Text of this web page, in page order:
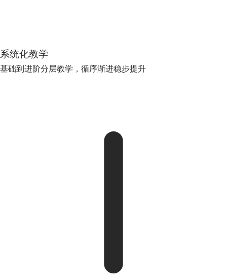
系统化教学
基础到进阶分层教学，循序渐进稳步提升